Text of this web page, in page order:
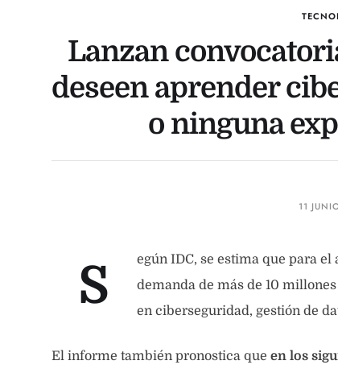
Lanzan
deseen aprender
o ninguna
11
S
egún IDC, se estima que para
demanda de más de 10
en ciberseguridad, gestión de
El informe también pronostica que en los